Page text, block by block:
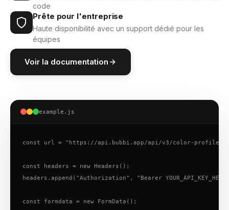
code
Prête pour l'entreprise
Haute disponibilité avec un support dédié pour les
équipes
Voir la documentation
example.js
const url = "https://api.bubbi.app/api/v3/color-profile-
const headers = new Headers();
headers.append("Authorization", "Bearer
const formdata = new FormData();